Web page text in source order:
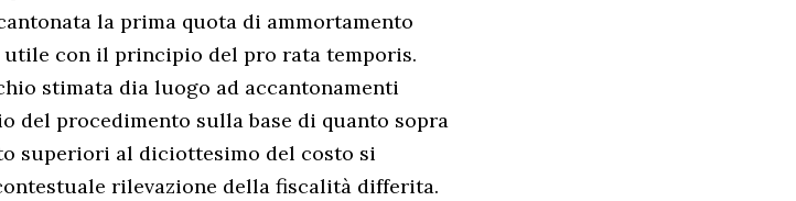
la prima quota di ammortamento
utile con il principio del pro rata temporis.
stimata dia luogo ad accantonamenti
del procedimento sulla base di quanto sopra
superiori al diciottesimo del costo si
rilevazione della fiscalità differita.